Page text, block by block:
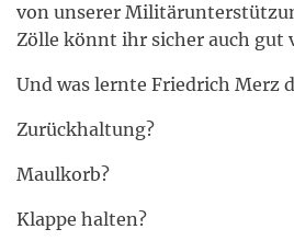
von unserer
Zölle könnt ihr sicher auch gut
Und was lernte Friedrich Merz
Zurückhaltung?
Maulkorb?
Klappe halten?